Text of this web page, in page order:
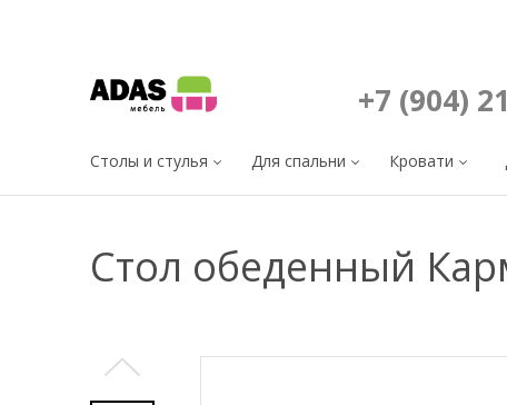
+7 (904)
Столы и стулья Для спальни Кровати
Стол обеденный